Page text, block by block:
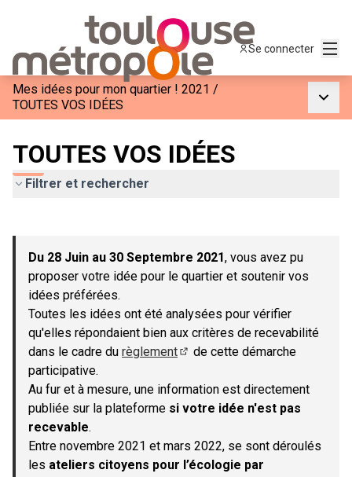
Se connecter
Mes idées pour mon quartier ! 2021 /
TOUTES VOS IDÉES
TOUTES VOS IDÉES
Filtrer et rechercher
−
Du 28 Juin au 30 Septembre 2021, vous avez pu
proposer votre idée pour le quartier et soutenir vos
idées préférées.
Toutes les idées ont été analysées pour vérifier
qu'elles répondaient bien aux critères de recevabilité
dans le cadre du règlement
de cette démarche
participative.
Au fur et à mesure, une information est directement
publiée sur la plateforme si votre idée n'est pas
recevable.
Entre novembre 2021 et mars 2022, se sont déroulés
les ateliers citoyens pour l’écologie par